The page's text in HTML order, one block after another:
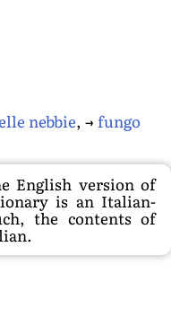
nebbie, → fungo
English version of
is an Italian-
the contents of